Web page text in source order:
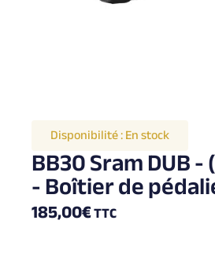
Disponibilité :En stock
BB30 Sram DUB
- Boîtier de
185,00€TTC